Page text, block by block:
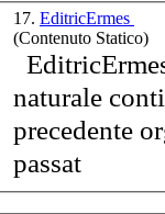
17. EditricErmes
(Contenuto Statico)
EditricE
naturale
precedente
passat